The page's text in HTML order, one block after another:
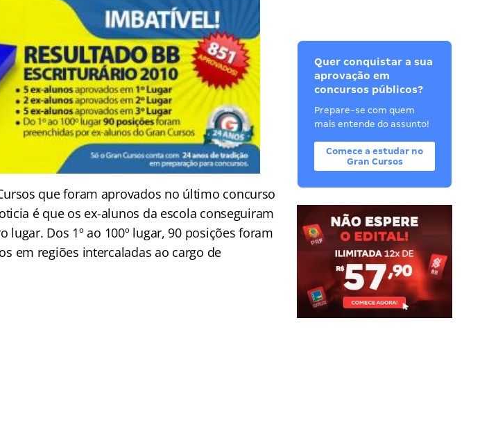
que foram aprovados no último concurso
é que os ex-alunos da escola conseguiram
Dos 1º ao 100º lugar, 90 posições foram
em regiões intercaladas ao cargo de
Quer conquistar a sua
aprovação em
concursos públicos?
Prepare-se com quem
mais entende do assunto!
Comece a estudar no
Gran Cursos